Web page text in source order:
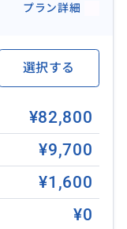
プラン詳細
選択する
¥82,800
¥9,700
¥1,600
¥0